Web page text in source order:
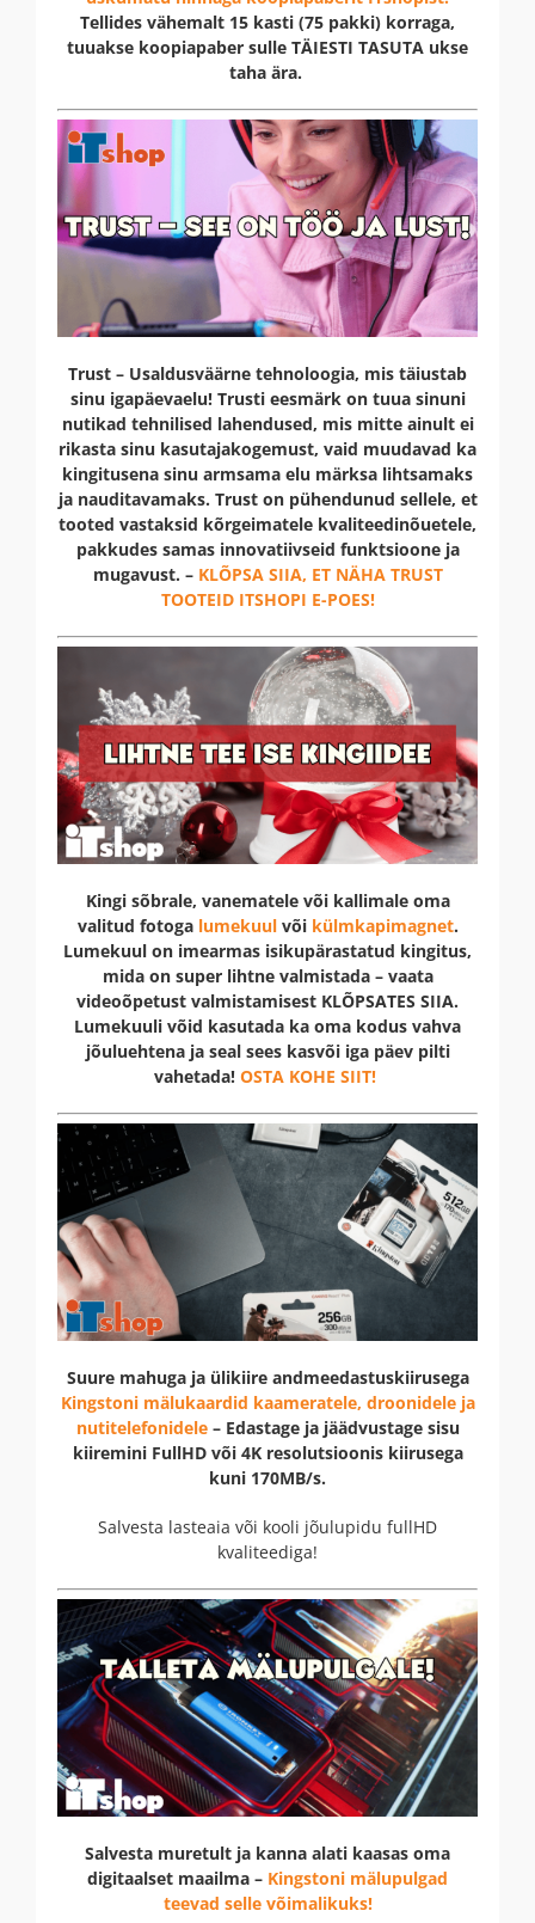
Tellides vähemalt 15 kasti (75 pakki) korraga,
tuuakse koopiapaber sulle TÄIESTI TASUTA ukse
taha ära.
Trust – Usaldusväärne tehnoloogia, mis täiustab
sinu igapäevaelu! Trusti eesmärk on tuua sinuni
nutikad tehnilised lahendused, mis mitte ainult ei
rikasta sinu kasutajakogemust, vaid muudavad ka
kingitusena sinu armsama elu märksa lihtsamaks
ja nauditavamaks. Trust on pühendunud sellele, et
tooted vastaksid kõrgeimatele kvaliteedinõuetele,
pakkudes samas innovatiivseid funktsioone ja
mugavust. – KLÕPSA SIIA, ET NÄHA TRUST
TOOTEID ITSHOPI E-POES!
Kingi sõbrale, vanematele või kallimale oma
valitud fotoga lumekuulvõi külmkapimagnet.
Lumekuul on imearmas isikupärastatud kingitus,
mida on super lihtne valmistada – vaata
videoõpetust valmistamisest KLÕPSATES SIIA.
Lumekuuli võid kasutada ka oma kodus vahva
jõuluehtena ja seal sees kasvõi iga päev pilti
vahetada! OSTA KOHE SIIT!
Suure mahuga ja ülikiire andmeedastuskiirusega
Kingstoni mälukaardid kaameratele, droonidele ja
nutitelefonidele– Edastage ja jäädvustage sisu
kiiremini FullHD või 4K resolutsioonis kiirusega
kuni 170MB/s.
Salvesta lasteaia või kooli jõulupidu fullHD
kvaliteediga!
Salvesta muretult ja kanna alati kaasas oma
digitaalset maailma – Kingstoni mälupulgad
teevad selle võimalikuks!